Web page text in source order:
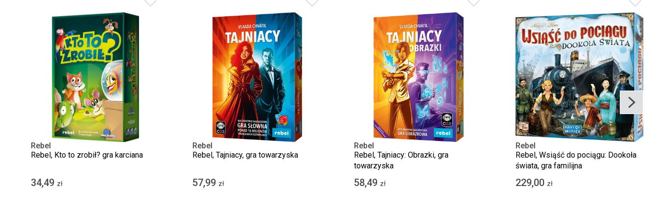
Rebel
Rebel, Kto to zrobił? gra karciana
34,49 zł
Rebel
Rebel, Tajniacy, gra towarzyska
57,99 zł
Rebel
Rebel, Tajniacy: Obrazki, gra
towarzyska
58,49 zł
Rebel
Rebel, Wsiąść do pociągu: Dookoła
świata, gra familijna
229,00 zł